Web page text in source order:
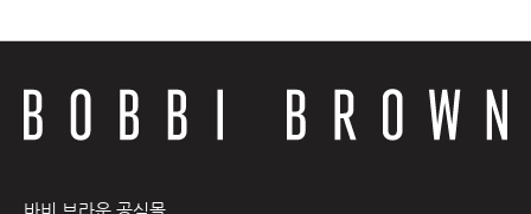
바비 브라운 공식몰